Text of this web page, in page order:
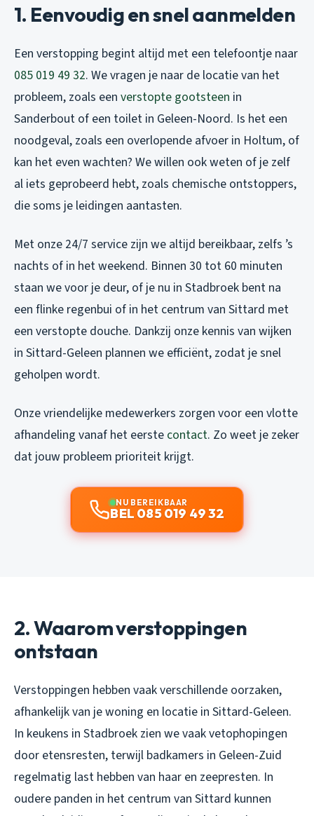
1. Eenvoudig en snel aanmelden
Een verstopping begint altijd met een telefoontje naar
085 019 49 32. We vragen je naar de locatie van het
probleem, zoals een verstopte gootsteen in
Sanderbout of een toilet in Geleen-Noord. Is het een
noodgeval, zoals een overlopende afvoer in Holtum, of
kan het even wachten? We willen ook weten of je zelf
al iets geprobeerd hebt, zoals chemische ontstoppers,
die soms je leidingen aantasten.
Met onze 24/7 service zijn we altijd bereikbaar, zelfs ’s
nachts of in het weekend. Binnen 30 tot 60 minuten
staan we voor je deur, of je nu in Stadbroek bent na
een flinke regenbui of in het centrum van Sittard met
een verstopte douche. Dankzij onze kennis van wijken
in Sittard-Geleen plannen we efficiënt, zodat je snel
geholpen wordt.
Onze vriendelijke medewerkers zorgen voor een vlotte
afhandeling vanaf het eerste contact. Zo weet je zeker
dat jouw probleem prioriteit krijgt.
NU BEREIKBAAR
BEL 085 019 49 32
2. Waarom verstoppingen
ontstaan
Verstoppingen hebben vaak verschillende oorzaken,
afhankelijk van je woning en locatie in Sittard-Geleen.
In keukens in Stadbroek zien we vaak vetophopingen
door etensresten, terwijl badkamers in Geleen-Zuid
regelmatig last hebben van haar en zeepresten. In
oudere panden in het centrum van Sittard kunnen